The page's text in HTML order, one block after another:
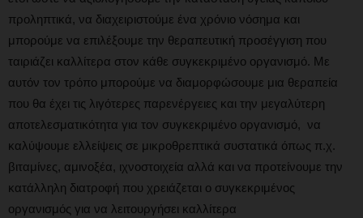
προληπτικά, να διαχειριστούμε ένα χρόνιο νόσημα και
μπορούμε να επιλέξουμε την θεραπευτική προσέγγιση που
ταιριάζει καλλίτερα στον κάθε συγκεκριμένο οργανισμό. Με
αυτόν τον τρόπο μπορούμε να διαμορφώσουμε μια θεραπεία
που θα έχει τις λιγότερες παρενέργειες και την μεγαλύτερη
αποτελεσματικότητα για τον συγκεκριμένο οργανισμό, να
καλύψουμε ελλείψεις σε μικροθρεπτικά συστατικά όπως π.χ.
βιταμίνες, αμινοξέα, ιχνοστοιχεία αλλά και να προτείνουμε την
κατάλληλη διατροφή που χρειάζεται ο συγκεκριμένος
οργανισμός για να λειτουργήσει καλλίτερα